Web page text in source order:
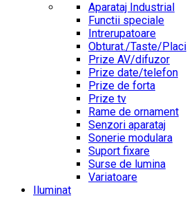
Aparataj Industrial
Functii speciale
Intrerupatoare
Obturat./Taste/Placi
Prize AV/difuzor
Prize date/telefon
Prize de forta
Prize tv
Rame de ornament
Senzori aparataj
Sonerie modulara
Suport fixare
Surse de lumina
Variatoare
Iluminat